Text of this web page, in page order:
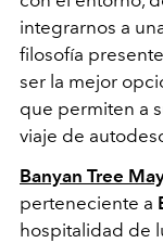
integrarnos a
filosofía
ser la mejor
que permiten a
viaje de
Banyan Tree
perteneciente a
hospitalidad de